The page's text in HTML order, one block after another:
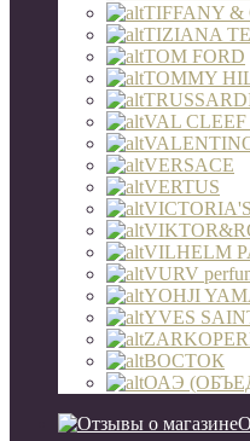
TIFFANY &
TIZIANA
TOM FORD
TOMMY
VAL
VERSACE
VERTUS
VILHELM
VURV
YOHJI
YVES
ВОСТОК
ОАЭ